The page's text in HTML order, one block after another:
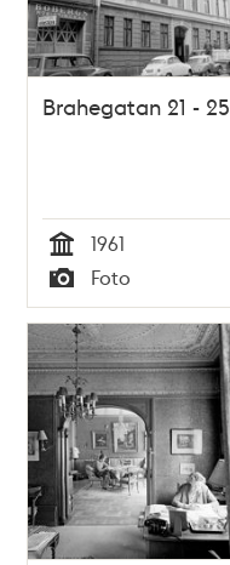
Brahegatan 21 - 25
Tid
1961
Typ
Foto